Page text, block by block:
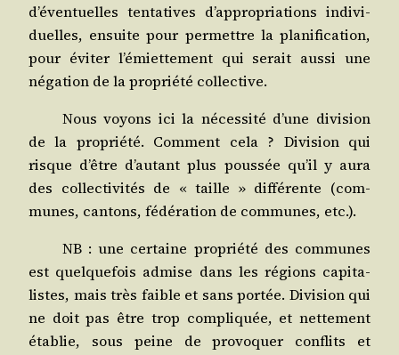
d’éventuelles ten­ta­tives d’appropriations indi­vi­
duelles, ensuite pour per­mettre la pla­ni­fi­ca­tion,
pour évi­ter l’émiettement qui serait aus­si une
néga­tion de la pro­prié­té collective.
Nous voyons ici la néces­si­té d’une divi­sion
de la pro­prié­té. Com­ment cela ? Divi­sion qui
risque d’être d’autant plus pous­sée qu’il y aura
des col­lec­ti­vi­tés de « taille » dif­fé­rente (com­
munes, can­tons, fédé­ra­tion de com­munes, etc.).
NB : une cer­taine pro­prié­té des com­munes
est quel­que­fois admise dans les régions capi­ta­
listes, mais très faible et sans por­tée. Divi­sion qui
ne doit pas être trop com­pli­quée, et net­te­ment
éta­blie, sous peine de pro­vo­quer conflits et